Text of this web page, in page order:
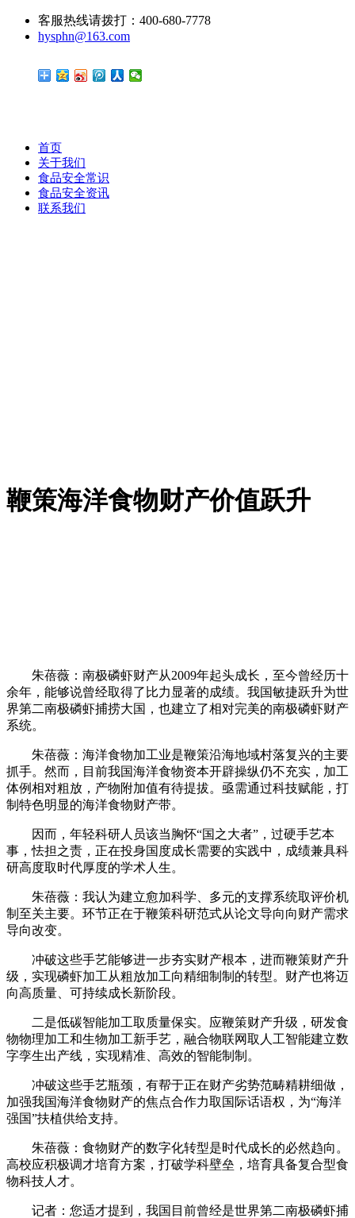
客服热线请拨打：400-680-7778
hysphn@163.com
首页
关于我们
食品安全常识
食品安全资讯
联系我们
鞭策海洋食物财产价值跃升
朱蓓薇：南极磷虾财产从2009年起头成长，至今曾经历十
余年，能够说曾经取得了比力显著的成绩。我国敏捷跃升为世
界第二南极磷虾捕捞大国，也建立了相对完美的南极磷虾财产
系统。
朱蓓薇：海洋食物加工业是鞭策沿海地域村落复兴的主要
抓手。然而，目前我国海洋食物资本开辟操纵仍不充实，加工
体例相对粗放，产物附加值有待提拔。亟需通过科技赋能，打
制特色明显的海洋食物财产带。
因而，年轻科研人员该当胸怀“国之大者”，过硬手艺本
事，怯担之责，正在投身国度成长需要的实践中，成绩兼具科
研高度取时代厚度的学术人生。
朱蓓薇：我认为建立愈加科学、多元的支撑系统取评价机
制至关主要。环节正在于鞭策科研范式从论文导向向财产需求
导向改变。
冲破这些手艺能够进一步夯实财产根本，进而鞭策财产升
级，实现磷虾加工从粗放加工向精细制制的转型。财产也将迈
向高质量、可持续成长新阶段。
二是低碳智能加工取质量保实。应鞭策财产升级，研发食
物物理加工和生物加工新手艺，融合物联网取人工智能建立数
字孪生出产线，实现精准、高效的智能制制。
冲破这些手艺瓶颈，有帮于正在财产劣势范畴精耕细做，
加强我国海洋食物财产的焦点合作力取国际话语权，为“海洋
强国”扶植供给支持。
朱蓓薇：食物财产的数字化转型是时代成长的必然趋向。
高校应积极调才培育方案，打破学科壁垒，培育具备复合型食
物科技人才。
记者：您适才提到，我国目前曾经是世界第二南极磷虾捕